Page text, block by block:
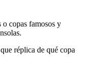
o copas famosos y
réplica de qué copa